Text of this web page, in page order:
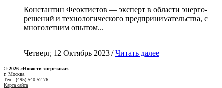
Константин Феоктистов — эксперт в области энерго-
решений и технологического предпринимательства, с
многолетним опытом...
Четверг, 12 Октябрь 2023 /Читать далее
© 2026 «Новости энеретики»
г. Москва
Тел.: (495) 540-52-76
Карта сайта